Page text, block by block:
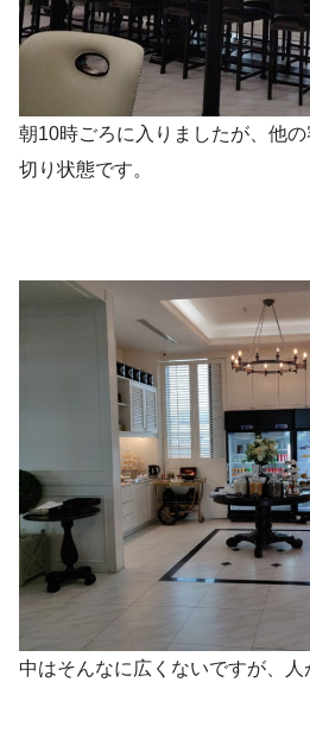
朝10時ごろに入りましたが、他
切り状態です。
中はそんなに広くないですが、人